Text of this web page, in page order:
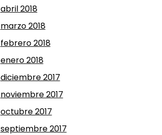
abril 2018
marzo 2018
febrero 2018
enero 2018
diciembre 2017
noviembre 2017
octubre 2017
septiembre 2017